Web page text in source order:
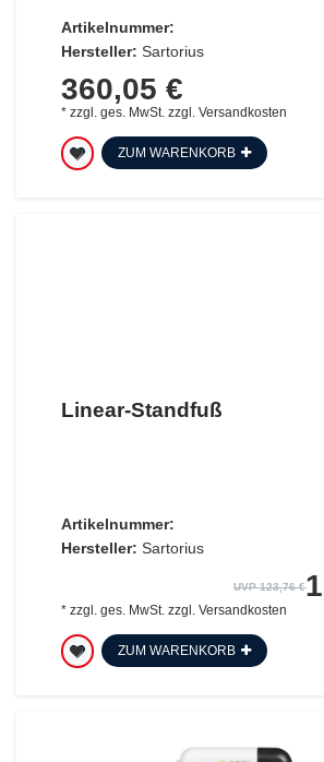
Artikelnummer:
Hersteller: Sartorius
360,05 €
* zzgl. ges. MwSt.zzgl. Versandkosten
ZUM WARENKORB
Linear-Standfuß
Artikelnummer:
Hersteller: Sartorius
UVP 123,76 €
* zzgl. ges. MwSt.zzgl. Versandkosten
ZUM WARENKORB